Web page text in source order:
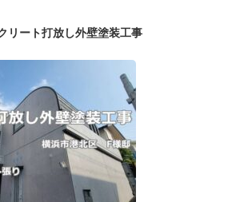
リート打放し外壁塗装工事